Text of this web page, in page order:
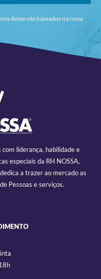
desse site baseados na nova
liderança, habilidade e
especiais da RH NOSSA,
a trazer ao mercado as
Pessoas e serviços.